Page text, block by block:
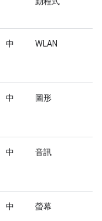
中 WLAN
中 圖形
中 音訊
中 螢幕